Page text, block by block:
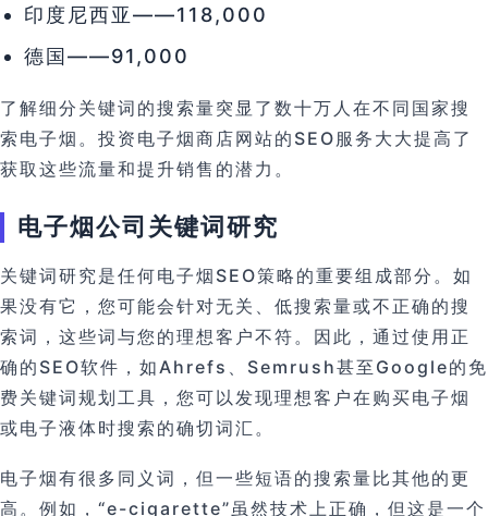
印度尼西亚——118,000
德国——91,000
了解细分关键词的搜索量突显了数十万人在不同国家搜
索电子烟。投资电子烟商店网站的SEO服务大大提高了
获取这些流量和提升销售的潜力。
电子烟公司关键词研究
关键词研究是任何电子烟SEO策略的重要组成部分。如
果没有它，您可能会针对无关、低搜索量或不正确的搜
索词，这些词与您的理想客户不符。因此，通过使用正
确的SEO软件，如Ahrefs、Semrush甚至Google的免
费关键词规划工具，您可以发现理想客户在购买电子烟
或电子液体时搜索的确切词汇。
电子烟有很多同义词，但一些短语的搜索量比其他的更
高。例如，“e-cigarette”虽然技术上正确，但这是一个